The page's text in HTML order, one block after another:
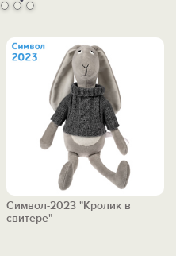
Символ-2023 "Кролик в
свитере"